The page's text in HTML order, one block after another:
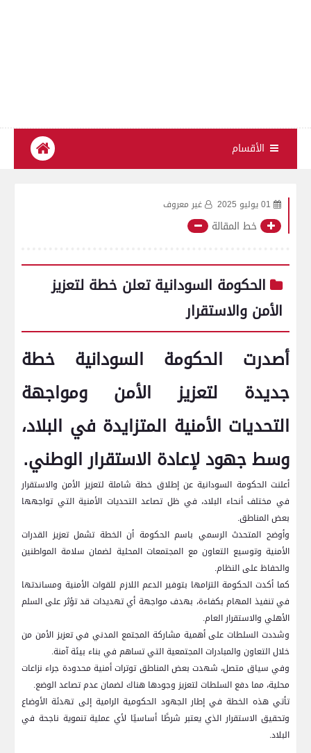
الأقسام
01 يوليو 2025 غير معروف
خط المقالة
الحكومة السودانية تعلن خطة لتعزيز
الأمن والاستقرار
أصدرت الحكومة السودانية خطة
جديدة لتعزيز الأمن ومواجهة
التحديات الأمنية المتزايدة في البلاد،
وسط جهود لإعادة الاستقرار الوطني.
أعلنت الحكومة السودانية عن إطلاق خطة شاملة لتعزيز الأمن والاستقرار
في مختلف أنحاء البلاد، في ظل تصاعد التحديات الأمنية التي تواجهها
بعض المناطق.
وأوضح المتحدث الرسمي باسم الحكومة أن الخطة تشمل تعزيز القدرات
الأمنية وتوسيع التعاون مع المجتمعات المحلية لضمان سلامة المواطنين
والحفاظ على النظام.
كما أكدت الحكومة التزامها بتوفير الدعم اللازم للقوات الأمنية ومساندتها
في تنفيذ المهام بكفاءة، بهدف مواجهة أي تهديدات قد تؤثر على السلم
الأهلي والاستقرار العام.
وشددت السلطات على أهمية مشاركة المجتمع المدني في تعزيز الأمن من
خلال التعاون والمبادرات المجتمعية التي تساهم في بناء بيئة آمنة.
وفي سياق متصل، شهدت بعض المناطق توترات أمنية محدودة جراء نزاعات
محلية، مما دفع السلطات لتعزيز وجودها هناك لضمان عدم تصاعد الوضع.
تأتي هذه الخطة في إطار الجهود الحكومية الرامية إلى تهدئة الأوضاع
وتحقيق الاستقرار الذي يعتبر شرطًا أساسيًا لأي عملية تنموية ناجحة في
البلاد.